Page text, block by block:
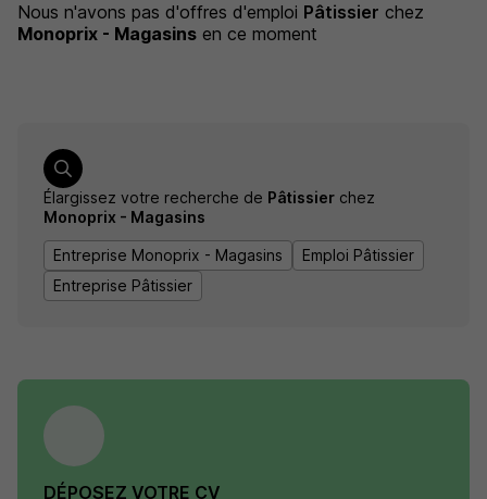
Nous n'avons pas d'offres d'emploi Pâtissier chez
Monoprix - Magasins en ce moment
Élargissez votre recherche de Pâtissier chez
Monoprix - Magasins
Entreprise Monoprix - Magasins
Emploi Pâtissier
Entreprise Pâtissier
DÉPOSEZ VOTRE CV